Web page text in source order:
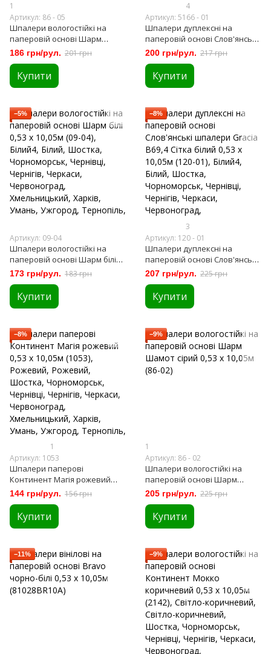
1
Артикул: 86 - 05
Шпалери вологостійкі на
паперовій основі Шарм
Шамот червоний 0,53 х 10,05м
(86-05)
186 грн/рул. 201 грн
Купити
4
Артикул: 5166 - 01
Шпалери дуплексні на
паперовій основі Слов'янські
шпалери Gracia В66,4 Сіті
бежевий 0,53 х 10,05м (5166-
01)
200 грн/рул. 217 грн
Купити
−5%
Артикул: 09-04
Шпалери вологостійкі на
паперовій основі Шарм білі
0,53 х 10,05м (09-04)
173 грн/рул. 183 грн
Купити
−8%
3
Артикул: 120 - 01
Шпалери дуплексні на
паперовій основі Слов'янські
шпалери Gracia В69,4 Сітка
білий 0,53 х 10,05м (120-01)
207 грн/рул. 225 грн
Купити
−8%
1
Артикул: 1053
Шпалери паперові
Континент Магія рожевий
0,53 х 10,05м (1053)
144 грн/рул. 156 грн
Купити
−9%
1
Артикул: 86 - 02
Шпалери вологостійкі на
паперовій основі Шарм
Шамот сірий 0,53 х 10,05м (86-
205 грн/рул. 225 грн
Купити
−11% −9%